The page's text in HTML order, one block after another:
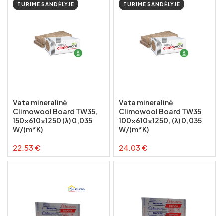
TURIME SANDĖLYJE
Vata mineralinė
Climowool Board TW35,
150x610x1250 (λ) 0,035
W/(m*K)
22.53 €
TURIME SANDĖLYJE
Vata mineralinė
Climowool Board TW35
100x610x1250, (λ) 0,035
W/(m*K)
24.03 €